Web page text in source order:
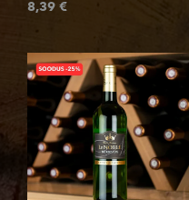
8,39 €